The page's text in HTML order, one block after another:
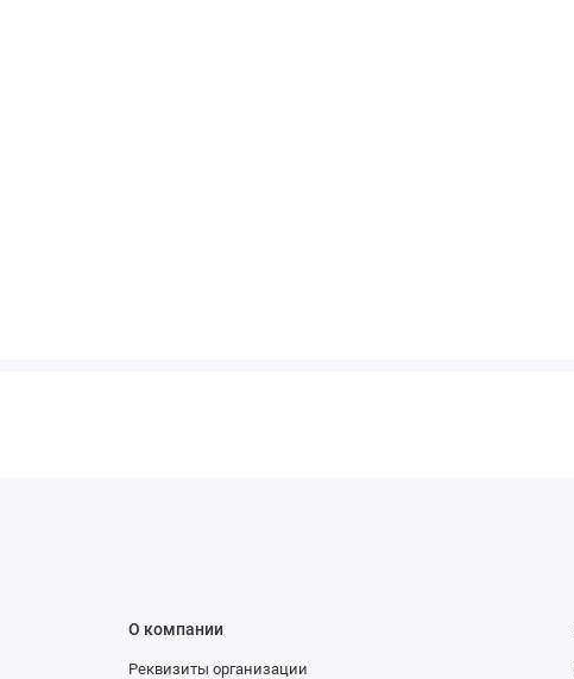
О компании
Реквизиты организации